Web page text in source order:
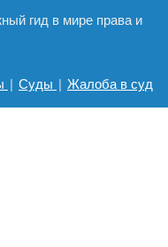
гид в мире права и
| Суды | Жалоба в суд